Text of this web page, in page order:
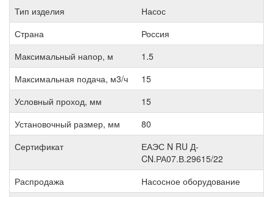
Тип изделия
Насос
Страна
Россия
Максимальный напор, м
1.5
Максимальная подача, м3/ч
15
Условный проход, мм
15
Установочный размер, мм
80
Сертификат
ЕАЭС N RU Д-
CN.РА07.В.29615/22
Распродажа
Насосное оборудование